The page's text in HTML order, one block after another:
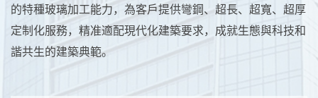
的特種玻璃加工能力，為客戶提供彎鋼、超長、超寬、超厚
定制化服務，精准適配現代化建築要求，成就生態與科技和
諧共生的建築典範。